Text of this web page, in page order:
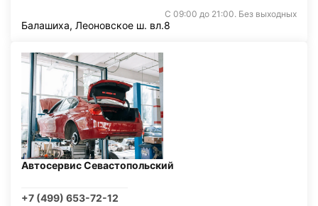
С 09:00 до 21:00. Без выходных
Балашиха, Леоновское ш. вл.8
Автосервис Севастопольский
+7 (499) 653-72-12